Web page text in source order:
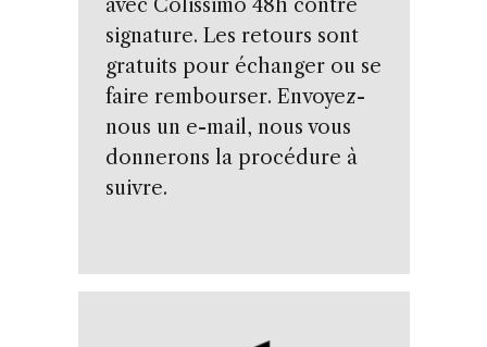
avec Colissimo 48h contre
signature. Les retours sont
gratuits pour échanger ou se
faire rembourser. Envoyez-
nous un e-mail, nous vous
donnerons la procédure à
suivre.